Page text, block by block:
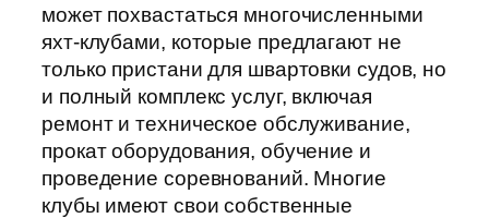
может похвастаться многочисленными
яхт-клубами, которые предлагают не
только пристани для швартовки судов, но
и полный комплекс услуг, включая
ремонт и техническое обслуживание,
прокат оборудования, обучение и
проведение соревнований. Многие
клубы имеют свои собственные